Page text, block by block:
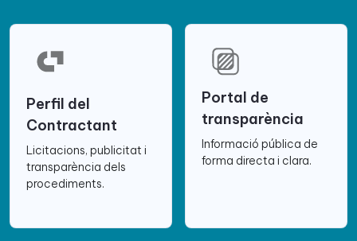
Perfil del
Contractant
Licitacions, publicitat i
transparència dels
procediments.
Portal de
transparència
Informació pública de
forma directa i clara.